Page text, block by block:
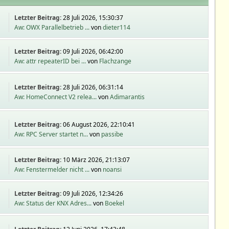
Letzter Beitrag:28 Juli 2026, 15:30:37
Aw: OWX Parallelbetrieb ...vondieter114
Letzter Beitrag:09 Juli 2026, 06:42:00
Aw: attr repeaterID bei ...von Flachzange
Letzter Beitrag:28 Juli 2026, 06:31:14
Aw: HomeConnect V2 relea...vonAdimarantis
Letzter Beitrag:06 August 2026, 22:10:41
Aw: RPC Server startet n...von passibe
Letzter Beitrag: 10 März 2026, 21:13:07
Aw: Fenstermelder nicht ...von noansi
Letzter Beitrag:09 Juli 2026, 12:34:26
Aw: Status der KNX Adres...von Boekel